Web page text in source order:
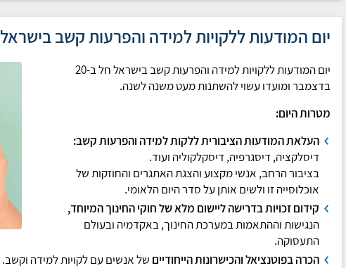
יום המודעות ללקויות למידה והפרעות קשב בישראל
יום המודעות ללקויות למידה והפרעות קשב בישראל חל ב-20
בדצמבר ומועדו עשוי להשתנות מעט משנה לשנה.
מטרות היום:
העלאת המודעות הציבורית ללקות למידה והפרעות קשב:
דיסלקציה, דיסגרפיה, דיסקלקוליה ועוד.
בציבור הרחב, אנשי מקצוע והצגת האתגרים והחוזקות של
אוכלוסייה זו ולשים אותן על סדר היום הלאומי.
קידום זכויות בדרישה ליישום מלא של חוקי החינוך המיוחד,
הנגישות וההתאמות במערכת החינוך, באקדמיה ובעולם
התעסוקה.
הכרה בפוטנציאל והכישרונות הייחודיים של אנשים עם לקויות למידה וקשב.